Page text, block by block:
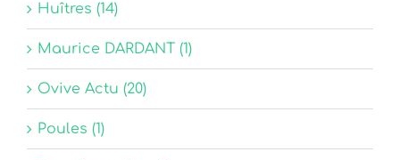
Huîtres (14)
Maurice DARDANT (1)
Ovive Actu (20)
Poules (1)